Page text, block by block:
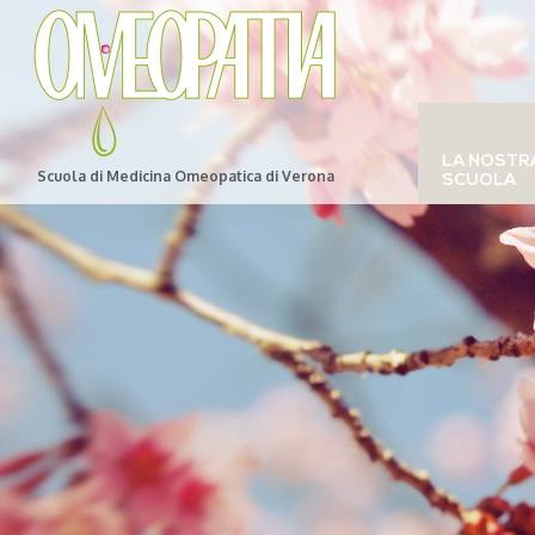
Scuola di Medicina Omeopatica di Verona
LA
SCUOLA